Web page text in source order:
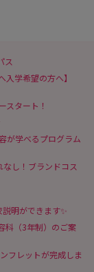
ス
入学希望の方へ】
タート！
が学べるプログラム
し！ブランドコス
明ができます✨
科（3年制）のご案
フレットが完成しま